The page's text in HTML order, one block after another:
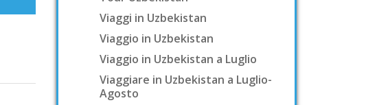
Viaggi in Uzbekistan
Viaggio in Uzbekistan
Viaggio in Uzbekistan a Luglio
Viaggiare in Uzbekistan a Luglio-
Agosto